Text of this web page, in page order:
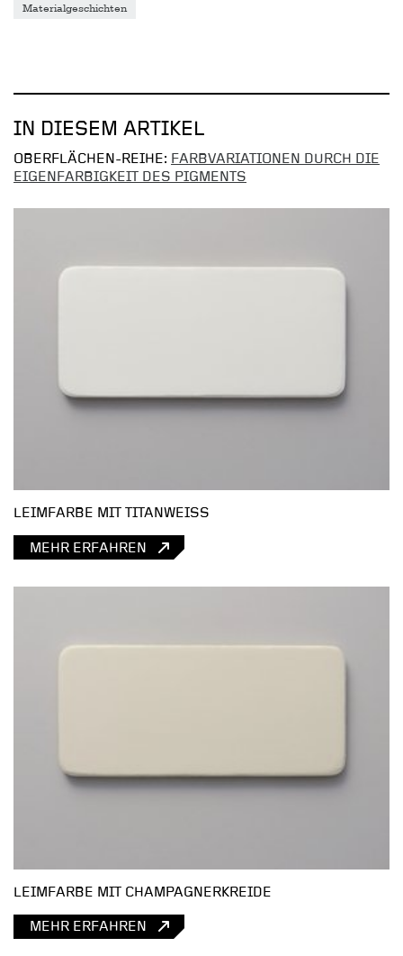
Materialgeschichten
IN DIESEM ARTIKEL
OBERFLÄCHEN-REIHE: FARBVARIATIONEN DURCH DIE
EIGENFARBIGKEIT DES PIGMENTS
LEIMFARBE MIT TITANWEISS
MEHR ERFAHREN
LEIMFARBE MIT CHAMPAGNERKREIDE
MEHR ERFAHREN